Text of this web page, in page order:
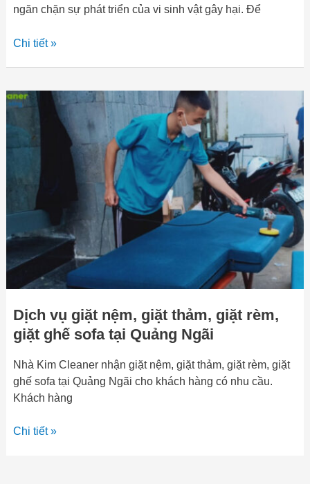
ngăn chặn sự phát triển của vi sinh vật gây hại. Để
Chi tiết »
Dịch vụ giặt nệm, giặt thảm, giặt rèm,
giặt ghế sofa tại Quảng Ngãi
Nhà Kim Cleaner nhận giặt nệm, giặt thảm, giặt rèm, giặt
ghế sofa tại Quảng Ngãi cho khách hàng có nhu cầu.
Khách hàng
Dịch
giặt
nệm,
thảm,
rèm,
giặt
sofa
Ngãi
Chi tiết »